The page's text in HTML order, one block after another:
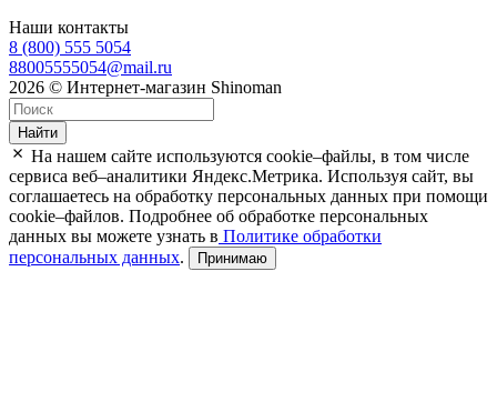
Наши контакты
8 (800) 555 5054
88005555054@mail.ru
2026 © Интернет-магазин Shinoman
Найти
На нашем сайте используются cookie–файлы, в том числе
сервиса веб–аналитики Яндекс.Метрика. Используя сайт, вы
соглашаетесь на обработку персональных данных при помощи
cookie–файлов. Подробнее об обработке персональных
данных вы можете узнать в Политике обработки
персональных данных. Принимаю